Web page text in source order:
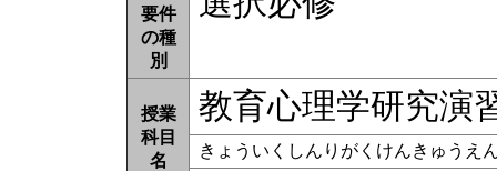
要件
の種
別
授業
科目
名
教育心理学研究演
きょういくしんりがくけんきゅうえ